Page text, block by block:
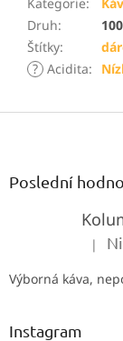
Druh:
Štítky:
? Acidita:
Z
Poslední
|
Výborná káva,
Instagram